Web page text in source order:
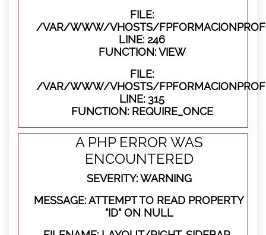
FILE:
/VAR/WWW/VHOSTS/
LINE: 246
FUNCTION: VIEW
FILE:
/VAR/WWW/VHOSTS/
LINE: 315
FUNCTION: REQUIRE_ONCE
A PHP ERROR WAS
ENCOUNTERED
SEVERITY: WARNING
MESSAGE: ATTEMPT TO READ PROPERTY
"ID" ON NULL